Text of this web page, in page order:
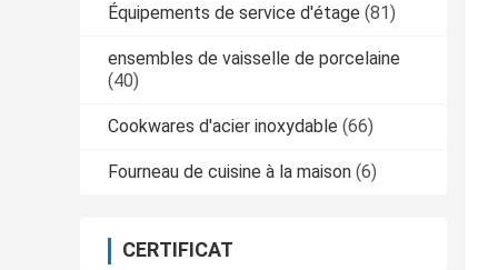
Équipements de service d'étage (81)
ensembles de vaisselle de porcelaine
(40)
Cookwares d'acier inoxydable (66)
Fourneau de cuisine à la maison (6)
CERTIFICAT